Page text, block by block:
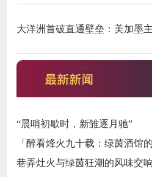
“晨哨初歇时，新雏逐月驰”
「醉看烽火九十载：绿茵酒馆
巷弄灶火与绿茵狂潮的风味交响